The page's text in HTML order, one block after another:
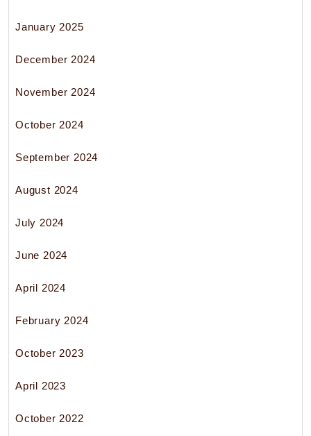
January 2025
December 2024
November 2024
October 2024
September 2024
August 2024
July 2024
June 2024
April 2024
February 2024
October 2023
April 2023
October 2022